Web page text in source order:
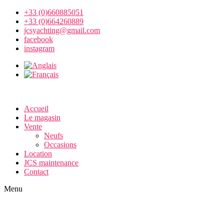
+33 (0)660885051
+33 (0)664260889
jcsyachting@gmail.com
facebook
instagram
Accueil
Le magasin
Vente
Neufs
Occasions
Location
JCS maintenance
Contact
Menu